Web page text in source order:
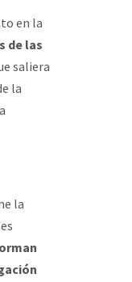
en la
de las
saliera
la
la